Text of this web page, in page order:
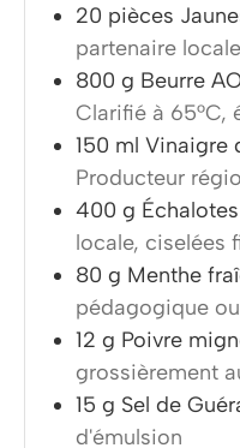
20 pièces
partenaire
800 g Beurre
Clarifié à 65°C,
150 ml Vinaigre
Producteur
400 g
locale, ciselées
80 g Menthe
pédagogique
12 g Poivre
grossièrement
15 g Sel de
d'émulsion